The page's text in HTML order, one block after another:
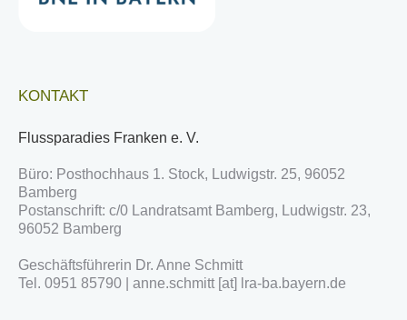
KONTAKT
Flussparadies Franken e. V.
Büro: Posthochhaus 1. Stock, Ludwigstr. 25, 96052
Bamberg
Postanschrift: c/0 Landratsamt Bamberg, Ludwigstr. 23,
96052 Bamberg
Geschäftsführerin Dr. Anne Schmitt
Tel. 0951 85790 | anne.schmitt [at] lra-ba.bayern.de